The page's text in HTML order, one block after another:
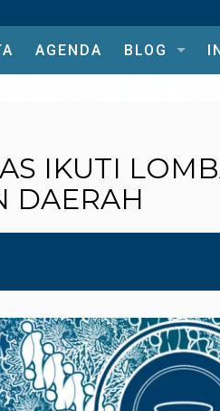
AGENDA BLOG
IKUTI
DAERAH